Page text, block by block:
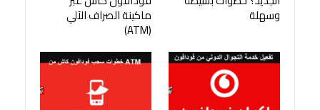
وسهلة ماكينة الصراف الآلي
(ATM)